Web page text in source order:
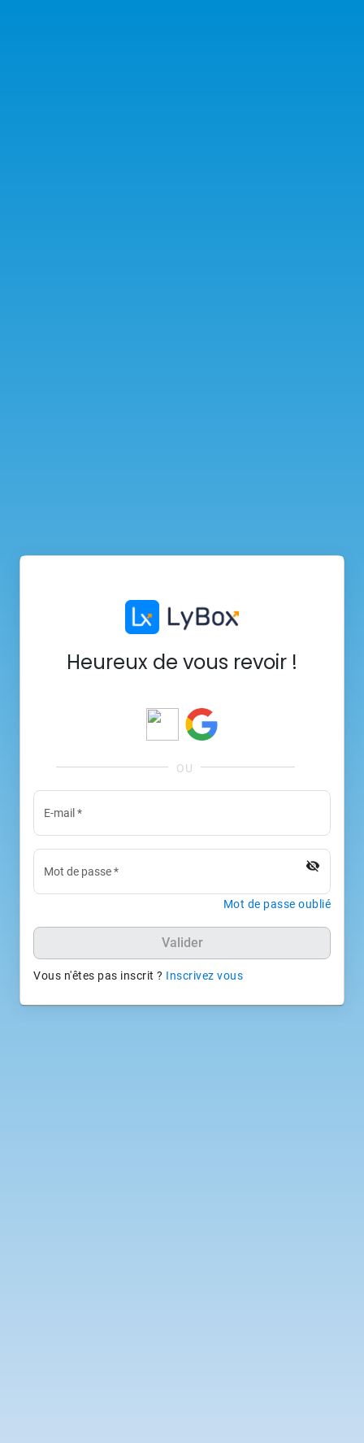
Heureux de vous revoir !
E-mail *
Mot de passe* visibility_off
Mot de passe oublié
Valider
Vous n'êtes pas inscrit ? Inscrivez vous